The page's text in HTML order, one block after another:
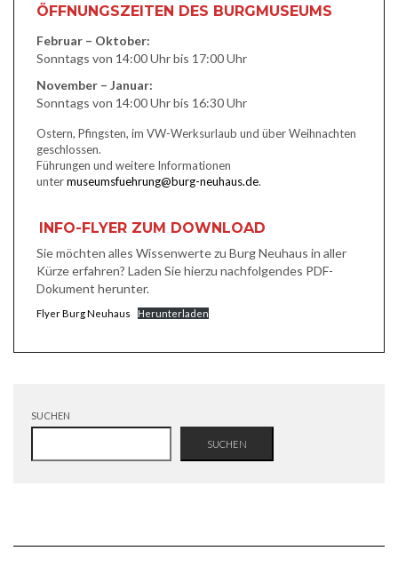
ÖFFNUNGSZEITEN DES BURGMUSEUMS
Februar – Oktober:
Sonntags von 14:00 Uhr bis 17:00 Uhr
November – Januar:
Sonntags von 14:00 Uhr bis 16:30 Uhr
Ostern, Pfingsten, im VW-Werksurlaub und über Weihnachten
geschlossen.
Führungen und weitere Informationen
untermuseumsfuehrung@burg-neuhaus.de.
INFO-FLYER ZUM DOWNLOAD
Sie möchten alles Wissenwerte zu Burg Neuhaus in aller
Kürze erfahren? Laden Sie hierzu nachfolgendes PDF-
Dokument herunter.
Flyer Burg Neuhaus Herunterladen
SUCHEN
SUCHEN